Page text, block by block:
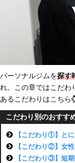
パーソナルジムを探す
れ。この章ではこだわ
あるこだわりはこちら
こだわり別のおすす
【こだわり①】と
【こだわり②】女
【こだわり③】短